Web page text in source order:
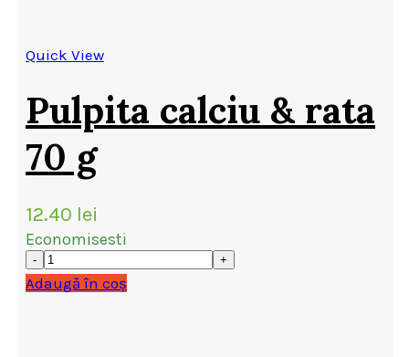
Quick View
Pulpita calciu & rata
70 g
12.40 lei
Economisesti
Adaugă în coș